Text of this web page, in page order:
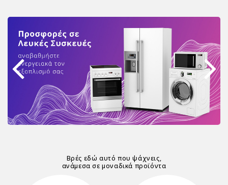
Βρές εδώ αυτό που ψάχνεις,
ανάμεσα σε μοναδικά προϊόντα